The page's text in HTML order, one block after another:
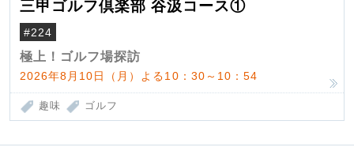
三甲ゴルフ倶楽部 谷汲コース①
#224
極上！ゴルフ場探訪
2026年8月10日（月）よる10：30～10：54
趣味 ゴルフ